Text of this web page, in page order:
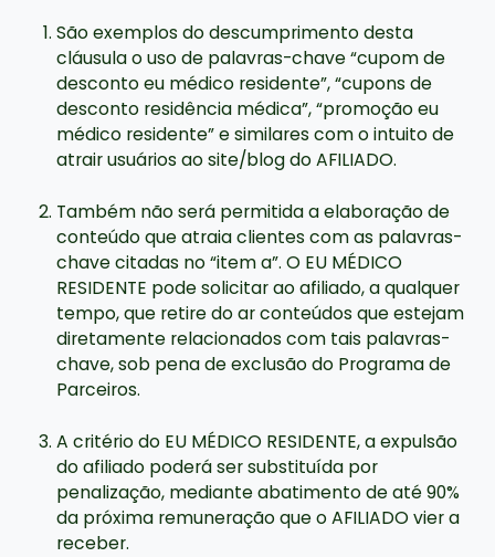
São exemplos do descumprimento desta
cláusula o uso de palavras-chave “cupom de
desconto eu médico residente”, “cupons de
desconto residência médica”, “promoção eu
médico residente” e similares com o intuito de
atrair usuários ao site/blog do AFILIADO.
Também não será permitida a elaboração de
conteúdo que atraia clientes com as palavras-
chave citadas no “item a”. O EU MÉDICO
RESIDENTE pode solicitar ao afiliado, a qualquer
tempo, que retire do ar conteúdos que estejam
diretamente relacionados com tais palavras-
chave, sob pena de exclusão do Programa de
Parceiros.
A critério do EU MÉDICO RESIDENTE, a expulsão
do afiliado poderá ser substituída por
penalização, mediante abatimento de até 90%
da próxima remuneração que o AFILIADO vier a
receber.